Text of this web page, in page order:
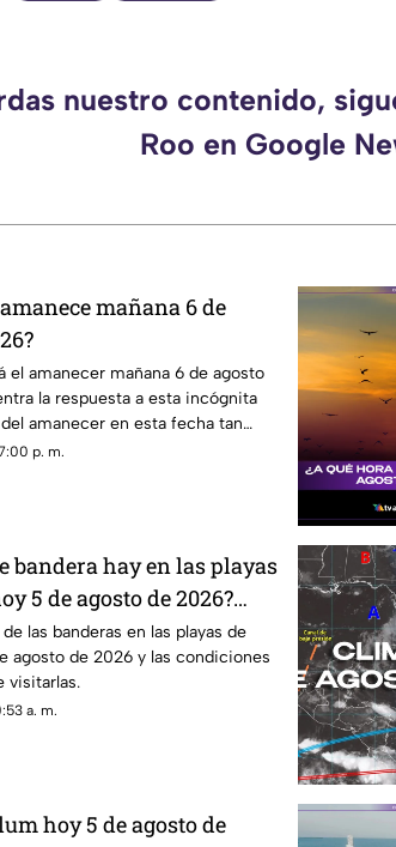
nuestro contenido,
Roo en Google
mañana 6 de
el amanecer mañana 6 de agosto
la respuesta a esta incógnita
amanecer en esta fecha tan
p. m.
bandera hay en las playas
5 de agosto de 2026?
las banderas en las playas de
agosto de 2026 y las condiciones
visitarlas.
a. m.
hoy 5 de agosto de